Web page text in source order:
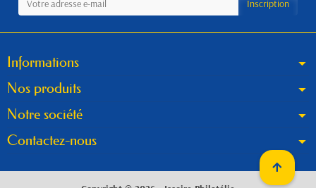
Informations
Nos produits
Notre société
Contactez-nous